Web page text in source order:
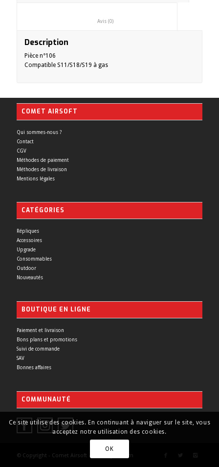
						Avis (0)
Description
Pièce n°106
Compatible S11/S18/S19 à gas
COMET AIRSOFT
Qui sommes-nous ?
Contact
CGV
Méthodes de paiement
Méthodes de livraison
Mentions légales
CATÉGORIES
Répliques
Accessoires
Upgrade
Consommables
Outdoor
Nouveautés
BOUTIQUE EN LIGNE
Paiement et livraison
Bons plans et promotions
Suivi de commande
SAV
Bonnes affaires
COMMUNAUTÉ
© Copyright - Comet Airsoft - Made by Yurcom
Ce site utilise des cookies. En continuant à naviguer sur le site, vous
acceptez notre utilisation des cookies.
OK